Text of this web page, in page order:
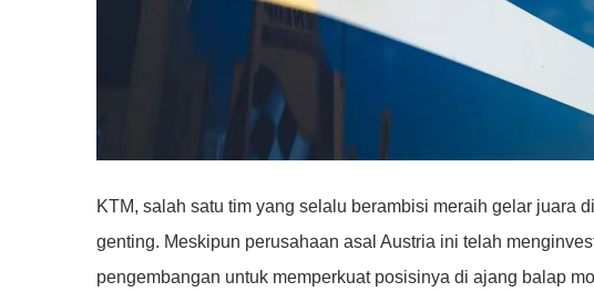
KTM, salah satu tim yang selalu berambisi meraih gelar juara
genting. Meskipun perusahaan asal Austria ini telah
pengembangan untuk memperkuat posisinya di ajang balap